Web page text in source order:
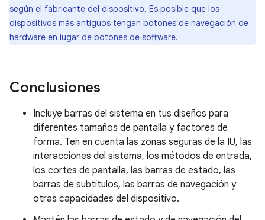
según el fabricante del dispositivo. Es posible que los
dispositivos más antiguos tengan botones de navegación de
hardware en lugar de botones de software.
Conclusiones
Incluye barras del sistema en tus diseños para
diferentes tamaños de pantalla y factores de
forma. Ten en cuenta las zonas seguras de la IU, las
interacciones del sistema, los métodos de entrada,
los cortes de pantalla, las barras de estado, las
barras de subtítulos, las barras de navegación y
otras capacidades del dispositivo.